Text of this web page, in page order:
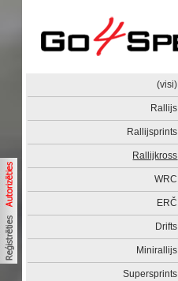
(visi)
Rallijs
Rallijsprints
Rallijkross
WRC
ERČ
Drifts
Minirallijs
Supersprints